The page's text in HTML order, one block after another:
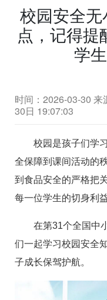
校园安全
点，记得提
学
时间：2026-03-30 来
30日 19:07:03
校园是孩子们学习
全保障到课间活动的
到食品安全的严格把
每一位学生的切身利益
在第31个全国中小
们一起学习校园安全
子成长保驾护航。